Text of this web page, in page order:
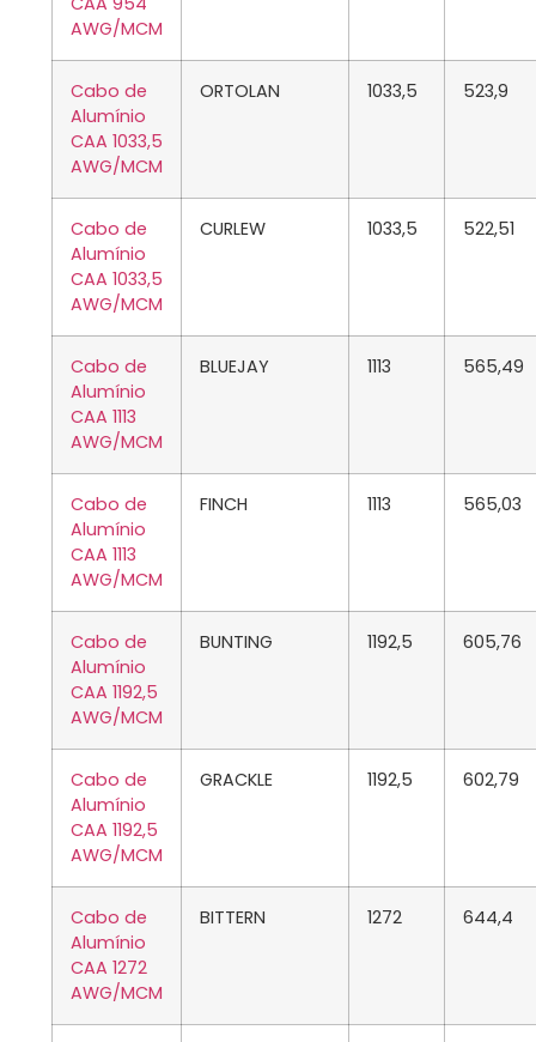
AWG/MCM
Cabo de
Alumínio
CAA 1033,5
AWG/MCM
ORTOLAN 1033,5 523,9
Cabo de
Alumínio
CAA 1033,5
AWG/MCM
CURLEW 1033,5 522,51
Cabo de
Alumínio
CAA 1113
AWG/MCM
BLUEJAY 1113 565,49
Cabo de
Alumínio
CAA 1113
AWG/MCM
FINCH 1113 565,03
Cabo de
Alumínio
CAA 1192,5
AWG/MCM
BUNTING 1192,5 605,76
Cabo de
Alumínio
CAA 1192,5
AWG/MCM
GRACKLE 1192,5 602,79
Cabo de
Alumínio
CAA 1272
AWG/MCM
BITTERN 1272 644,4